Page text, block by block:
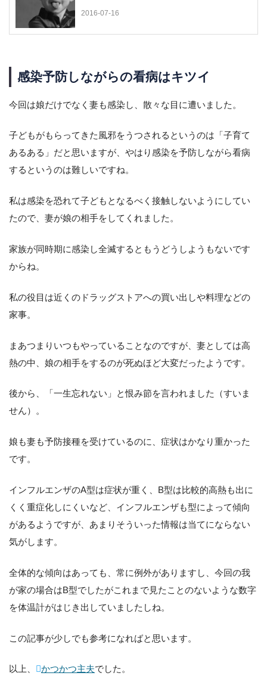
2016-07-16
感染予防しながらの看病はキツイ
今回は娘だけでなく妻も感染し、散々な目に遭いました。
子どもがもらってきた風邪をうつされるというのは「子育て
あるある」だと思いますが、やはり感染を予防しながら看病
するというのは難しいですね。
私は感染を恐れて子どもとなるべく接触しないようにしてい
たので、妻が娘の相手をしてくれました。
家族が同時期に感染し全滅するともうどうしようもないです
からね。
私の役目は近くのドラッグストアへの買い出しや料理などの
家事。
まあつまりいつもやっていることなのですが、妻としては高
熱の中、娘の相手をするのが死ぬほど大変だったようです。
後から、「一生忘れない」と恨み節を言われました（すいま
せん）。
娘も妻も予防接種を受けているのに、症状はかなり重かった
です。
インフルエンザのA型は症状が重く、B型は比較的高熱も出に
くく重症化しにくいなど、インフルエンザも型によって傾向
があるようですが、あまりそういった情報は当てにならない
気がします。
全体的な傾向はあっても、常に例外がありますし、今回の我
が家の場合はB型でしたがこれまで見たことのないような数字
を体温計がはじき出していましたしね。
この記事が少しでも参考になればと思います。
以上、 かつかつ主夫でした。